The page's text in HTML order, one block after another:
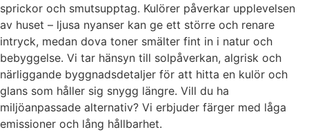
sprickor och smutsupptag. Kulörer påverkar upplevelsen
av huset – ljusa nyanser kan ge ett större och renare
intryck, medan dova toner smälter fint in i natur och
bebyggelse. Vi tar hänsyn till solpåverkan, algrisk och
närliggande byggnadsdetaljer för att hitta en kulör och
glans som håller sig snygg längre. Vill du ha
miljöanpassade alternativ? Vi erbjuder färger med låga
emissioner och lång hållbarhet.